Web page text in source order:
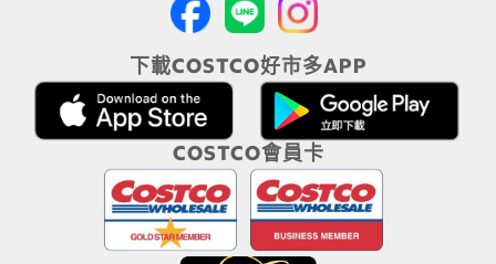
下載COSTCO好市多APP
COSTCO會員卡